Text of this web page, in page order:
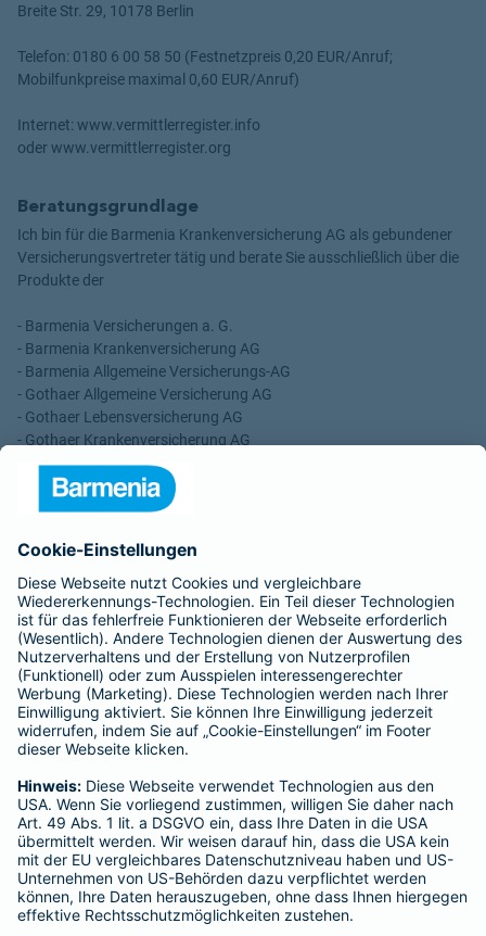
Breite Str. 29, 10178 Berlin
Telefon: 0180 6 00 58 50 (Festnetzpreis 0,20 EUR/Anruf;
Mobilfunkpreise maximal 0,60 EUR/Anruf)
Internet: www.vermittlerregister.info
oder www.vermittlerregister.org
Beratungsgrundlage
Ich bin für die Barmenia Krankenversicherung AG als gebundener
Versicherungsvertreter tätig und berate Sie ausschließlich über die
Produkte der
- Barmenia Versicherungen a. G.
- Barmenia Krankenversicherung AG
- Barmenia Allgemeine Versicherungs-AG
- Gothaer Allgemeine Versicherung AG
- Gothaer Lebensversicherung AG
- Gothaer Krankenversicherung AG
- ROLAND Rechtsschutz-Versicherungs-AG
- ROLAND Schutzbrief-Versicherung AG
Vergütungen, die in der zu entrichtenden Versicherungsprämie
enthalten sind.
Schlichtungsstellen
Für Lebens- und Sachversicherungen:
Verein Versicherungsombudsmann eV,
Postfach 080632, 10006 Berlin
Für private Krankenversicherungen:
Ombudsmann für private Kranken- / Pflege-Versicherungen,
Postfach 060222, 10052 Berlin
Impressum
Barmenia Versicherung - Heiko Elzenheimer
Wiesbadener Str. 64